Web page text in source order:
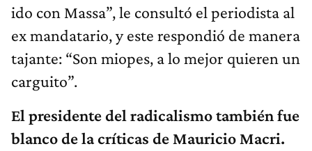
ido con Massa”, le consultó el periodista al
ex mandatario, y este respondió de manera
tajante: “Son miopes, a lo mejor quieren un
carguito”.
El presidente del radicalismo también fue
blanco de la críticas de Mauricio Macri.